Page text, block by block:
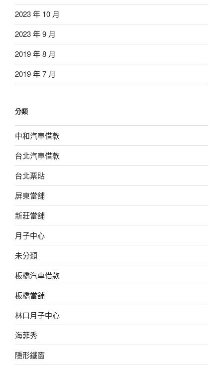
2023 年 10 月
2023 年 9 月
2019 年 8 月
2019 年 7 月
分類
中和汽車借款
台北汽車借款
台北票貼
屏東當舖
新莊當舖
月子中心
未分類
板橋汽車借款
板橋當舖
林口月子中心
海菲秀
隱形鐵窗